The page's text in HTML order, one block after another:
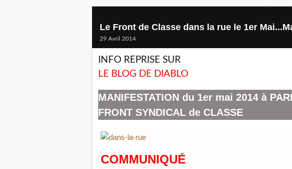
Le Front de Classe dans la rue le 1er
29 Avril 2014
INFO REPRISE SUR
LE BLOG DE DIABLO
MANIFESTATION du 1er mai 2014 à
FRONT SYNDICAL de CLASSE
COMMUNIQUÉ